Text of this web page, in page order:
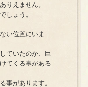
りえません。
しょう。
い位置にいま
ていたのか、巨
てくる事がある
事があります。